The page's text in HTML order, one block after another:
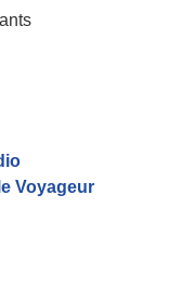
Voyageur